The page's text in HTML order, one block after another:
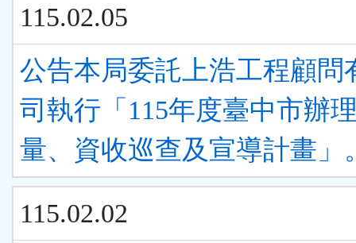
115.02.05
公告本局委託上浩工程顧問
司執行「115年度臺中市辦
量、資收巡查及宣導計畫」
115.02.02